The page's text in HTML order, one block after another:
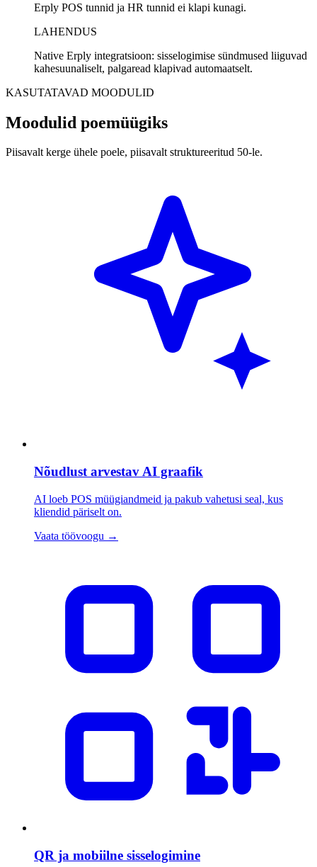
Erply POS tunnid ja HR tunnid ei klapi kunagi.
LAHENDUS
Native Erply integratsioon: sisselogimise sündmused liiguvad
kahesuunaliselt, palgaread klapivad automaatselt.
KASUTATAVAD MOODULID
Moodulid poemüügiks
Piisavalt kerge ühele poele, piisavalt struktureeritud 50-le.
Nõudlust arvestav AI graafik
AI loeb POS müügiandmeid ja pakub vahetusi seal, kus
kliendid päriselt on.
Vaata töövoogu →
QR ja mobiilne sisselogimine